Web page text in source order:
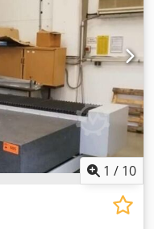
1 / 10